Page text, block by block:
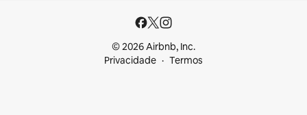
© 2026 Airbnb, Inc.
Privacidade
Termos